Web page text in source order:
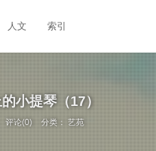
人文 索引
小提琴（17）
评论(0) 分类：艺苑